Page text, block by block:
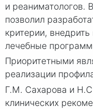
и реаниматологов.
позволил
критерии,
лечебные
Приоритетными
реализации
Г.М. Сахарова и
клинических